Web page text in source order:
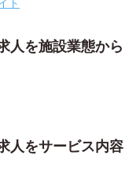
ト
人を施設業態から
人をサービス内容